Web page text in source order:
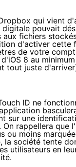
qui vient
pouvait
aux fichiers
d'activer cette
de votre
iOS 8 au
tout juste d'arriver
ID ne
sur une
On rappellera que
ou moins
, la société tente
utilisateurs en